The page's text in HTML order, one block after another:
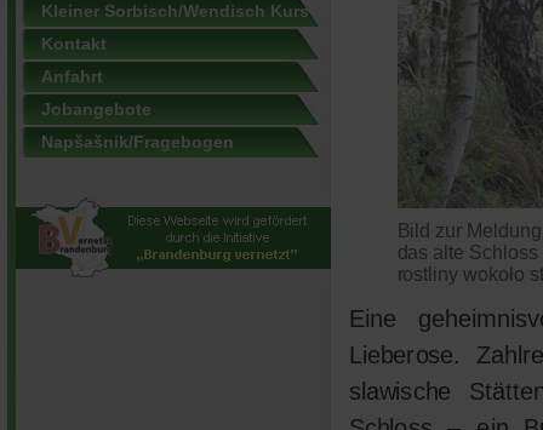
Kleiner Sorbisch/Wendisch Kurs
Kontakt
Anfahrt
Jobangebote
Napšašnik/Fragebogen
Bild zur
das alte
rostliny wokoło
Eine
Lieberose.
slawische